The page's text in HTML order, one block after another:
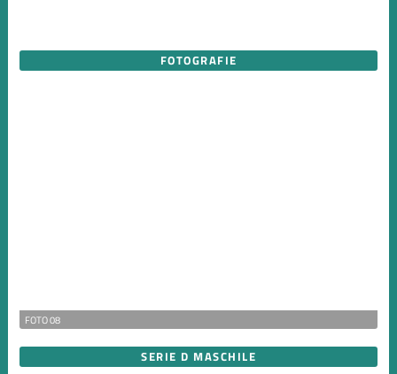
FOTOGRAFIE
FOTO 08
SERIE D MASCHILE